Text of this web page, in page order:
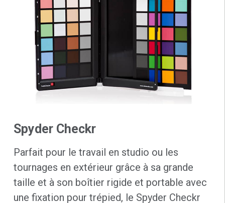
Spyder Checkr
Parfait pour le travail en studio ou les
tournages en extérieur grâce à sa grande
taille et à son boîtier rigide et portable avec
une fixation pour trépied, le Spyder Checkr